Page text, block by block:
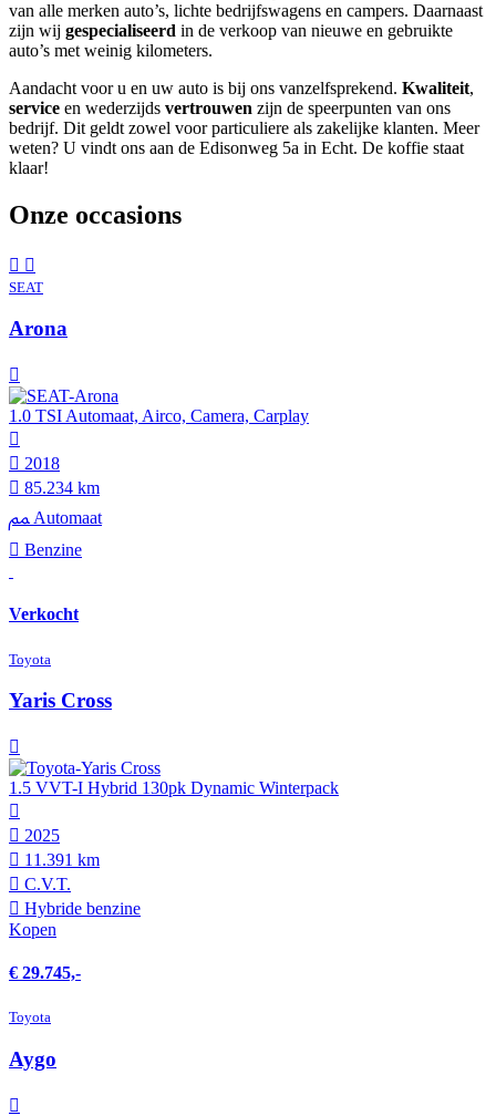
van alle merken auto’s, lichte bedrijfswagens en campers. Daarnaast
zijn wij gespecialiseerd in de verkoop van nieuwe en gebruikte
auto’s met weinig kilometers.
Aandacht voor u en uw auto is bij ons vanzelfsprekend. Kwaliteit,
service en wederzijds vertrouwen zijn de speerpunten van ons
bedrijf. Dit geldt zowel voor particuliere als zakelijke klanten. Meer
weten? U vindt ons aan de Edisonweg 5a in Echt. De koffie staat
klaar!
Onze occasions
SEAT
Arona
1.0 TSI Automaat, Airco, Camera, Carplay
2018
85.234 km
Automaat
Benzine
Verkocht
Toyota
Yaris Cross
1.5 VVT-I Hybrid 130pk Dynamic Winterpack
2025
11.391 km
C.V.T.
Hybride benzine
Kopen
€ 29.745,-
Toyota
Aygo